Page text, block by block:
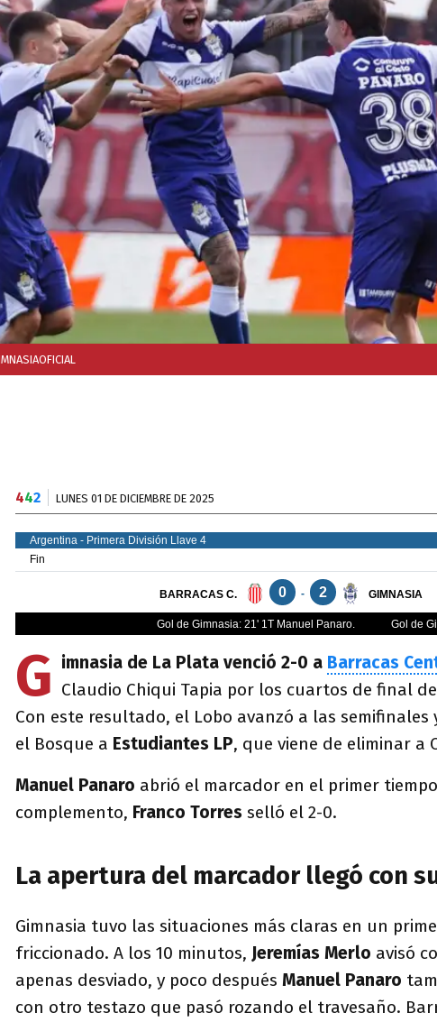
442 LUNES 01 DE DICIEMBRE DE 2025
G imnasia de La Plata venció 2-0 a Barracas
Claudio Chiqui Tapia por los cuartos de final
Con este resultado, el Lobo avanzó a las semifinales
el Bosque a Estudiantes LP, que viene de eliminar a
Manuel Panaro abrió el marcador en el primer
complemento, Franco Torres selló el 2-0.
La apertura del marcador llegó con
Gimnasia tuvo las situaciones más claras en un
friccionado. A los 10 minutos, Jeremías Merlo avisó
apenas desviado, y poco después Manuel Panaro
con otro testazo que pasó rozando el travesaño.